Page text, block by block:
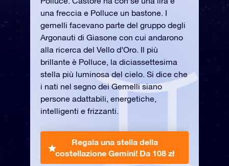
una freccia e Polluce un bastone. I
gemelli facevano parte del gruppo degli
Argonauti di Giasone con cui andarono
alla ricerca del Vello d’Oro. Il più
brillante è Polluce, la diciassettesima
stella più luminosa del cielo. Si dice che
i nati nel segno dei Gemelli siano
persone adattabili, energetiche,
intelligenti e frizzanti.
Regala una stella della
costellazione Gemini! Da 108 zł